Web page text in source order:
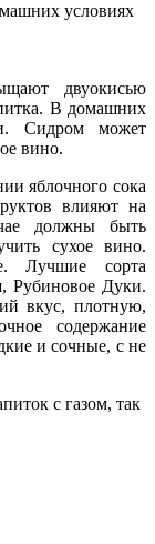
условиях
двуокисью
В домашних
Сидром может
вино.
яблочного сока
влияют на
должны быть
сухое вино.
Лучшие сорта
Рубиновое Дуки.
вкус, плотную,
содержание
и сочные, с не
с газом, так